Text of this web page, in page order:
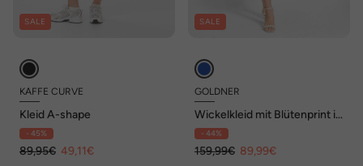
SALE
KAFFE CURVE
Kleid A-shape
- 45%
89,95€ 49,11€
SALE
GOLDNER
Wickelkleid mit Blütenprint in
Blau, tailliert
- 44%
159,99€ 89,99€